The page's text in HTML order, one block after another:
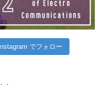
Instagram でフォロー